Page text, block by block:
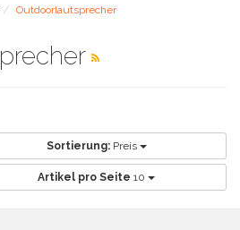
Outdoorlautsprecher
Sortierung: Preis
Artikel pro Seite 10